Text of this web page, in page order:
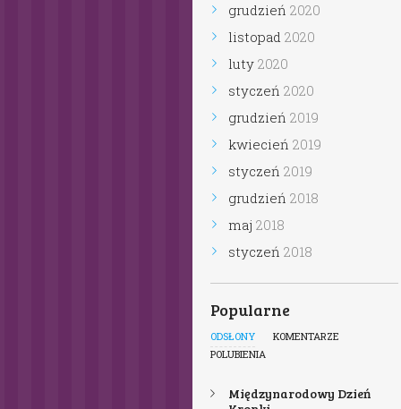
grudzień2020
listopad2020
luty2020
styczeń2020
grudzień2019
kwiecień2019
styczeń2019
grudzień2018
maj2018
styczeń2018
Popularne
ODSŁONY
KOMENTARZE
POLUBIENIA
Międzynarodowy Dzień